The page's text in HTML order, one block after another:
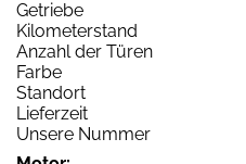
Getriebe
Kilometerstand
Anzahl der Türen
Farbe
Standort
Lieferzeit
Unsere Nummer